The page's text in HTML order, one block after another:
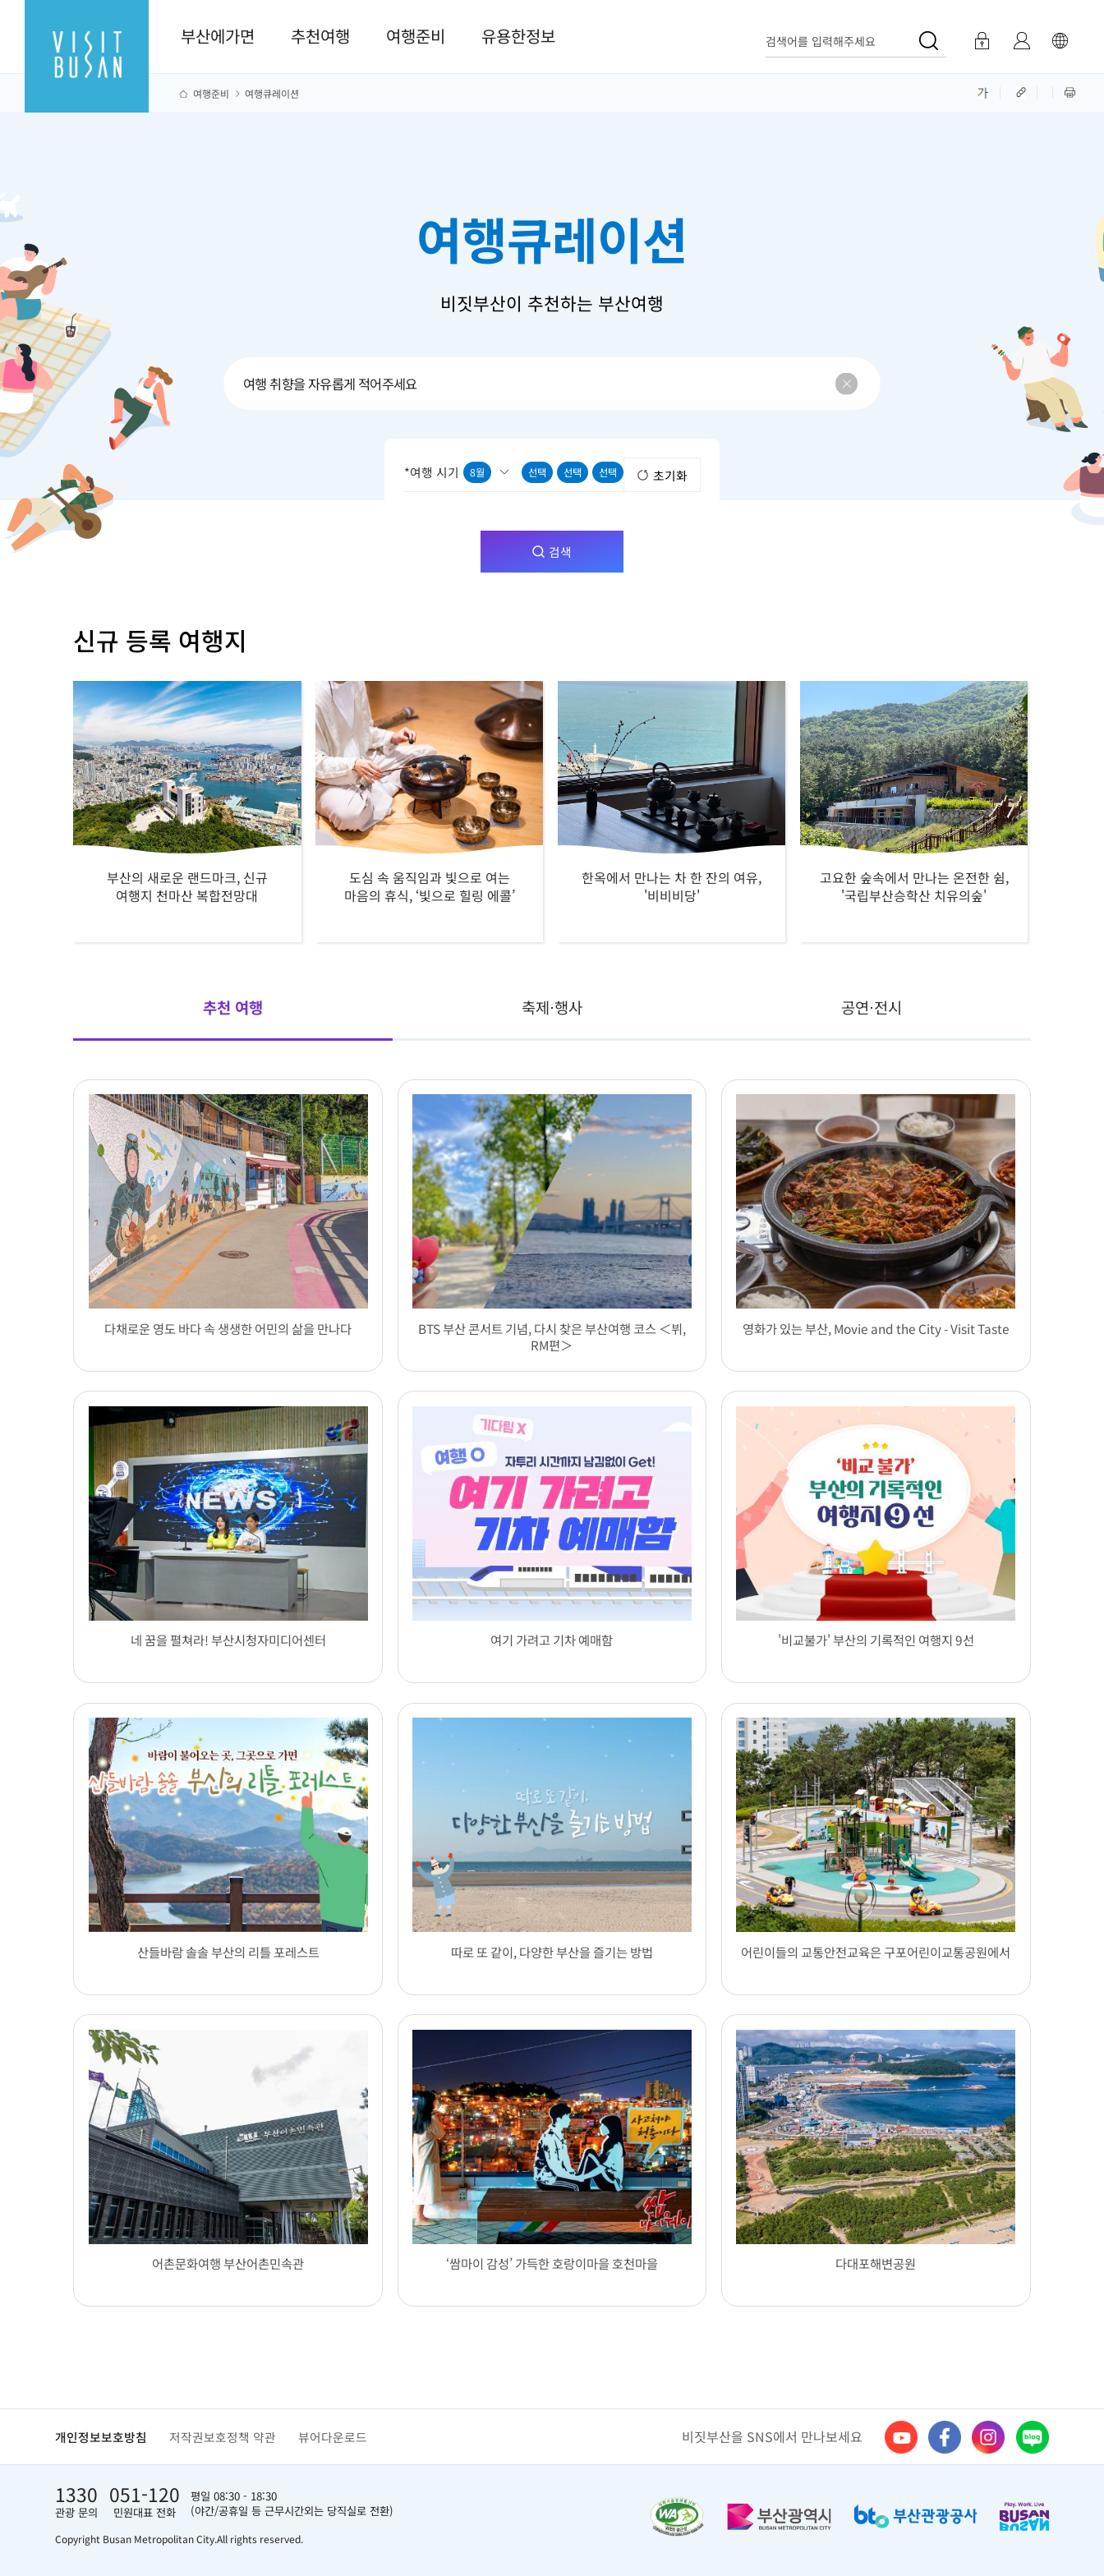
부산에가면 추천여행 여행준비 유용한정보 검색어를 입력해주세요
여행준비 여행큐레이션
여행큐레이션
비짓부산이 추천하는 부산여행
*여행 시기 8월 선택 선택 선택 초기화
검색
신규 등록 여행지
부산의 새로운 랜드마크, 신규
여행지 천마산 복합전망대
도심 속 움직임과 빛으로 여는
마음의 휴식, ‘빛으로 힐링 에콜’
한옥에서 만나는 차 한 잔의 여유,
'비비비당'
고요한 숲속에서 만나는 온전한 쉼,
'국립부산승학산 치유의숲'
추천 여행 축제⋅행사 공연⋅전시
다채로운 영도 바다 속 생생한 어민의 삶을 만나다
BTS 부산 콘서트 기념, 다시 찾은 부산여행 코스 ＜뷔,
RM편＞
영화가 있는 부산, Movie and the City - Visit Taste
네 꿈을 펼쳐라! 부산시청자미디어센터 여기 가려고 기차 예매함 '비교불가' 부산의 기록적인 여행지 9선
산들바람 솔솔 부산의 리틀 포레스트 따로 또 같이, 다양한 부산을 즐기는 방법 어린이들의 교통안전교육은 구포어린이교통공원에서
어촌문화여행 부산어촌민속관 ‘쌈마이 감성’ 가득한 호랑이마을 호천마을 다대포해변공원
개인정보보호방침 저작권보호정책 약관 뷰어다운로드 비짓부산을 SNS에서 만나보세요
1330
관광 문의
051-120
민원대표 전화
평일 08:30 - 18:30
(야간/공휴일 등 근무시간외는 당직실로 전환)
Copyright Busan Metropolitan City.All rights reserved.